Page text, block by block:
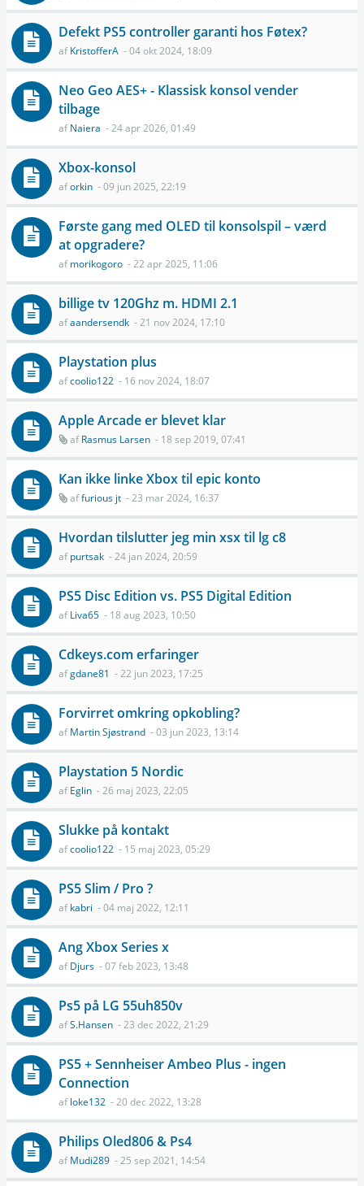
Defekt PS5 controller garanti hos Føtex?
afKristofferA - 04 okt 2024, 18:09
Neo Geo AES+ - Klassisk konsol vender
tilbage
afNaiera - 24 apr 2026, 01:49
Xbox-konsol
aforkin - 09 jun 2025, 22:19
Første gang med OLED til konsolspil – værd
at opgradere?
afmorikogoro - 22 apr 2025, 11:06
billige tv 120Ghz m. HDMI 2.1
afaandersendk - 21 nov 2024, 17:10
Playstation plus
afcoolio122 - 16 nov 2024, 18:07
Apple Arcade er blevet klar
afRasmus Larsen - 18 sep 2019, 07:41
Kan ikke linke Xbox til epic konto
affurious jt - 23 mar 2024, 16:37
Hvordan tilslutter jeg min xsx til lg c8
afpurtsak - 24 jan 2024, 20:59
PS5 Disc Edition vs. PS5 Digital Edition
afLiva65 - 18 aug 2023, 10:50
Cdkeys.com erfaringer
afgdane81 - 22 jun 2023, 17:25
Forvirret omkring opkobling?
afMartin Sjøstrand - 03 jun 2023, 13:14
Playstation 5 Nordic
afEglin - 26 maj 2023, 22:05
Slukke på kontakt
afcoolio122 - 15 maj 2023, 05:29
PS5 Slim / Pro ?
afkabri - 04 maj 2022, 12:11
Ang Xbox Series x
afDjurs - 07 feb 2023, 13:48
Ps5 på LG 55uh850v
afS.Hansen - 23 dec 2022, 21:29
PS5 + Sennheiser Ambeo Plus - ingen
Connection
afloke132 - 20 dec 2022, 13:28
Philips Oled806 & Ps4
afMudi289 - 25 sep 2021, 14:54